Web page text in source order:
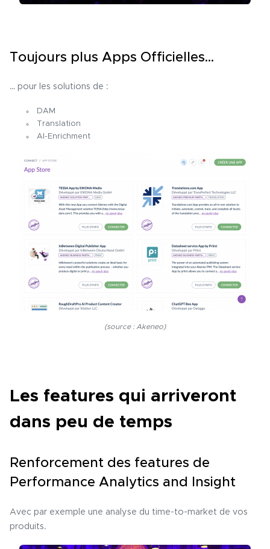
Toujours plus Apps Officielles…
… pour les solutions de :
DAM
Translation
AI-Enrichment
(source : Akeneo)
Les features qui arriveront
dans peu de temps
Renforcement des features de
Performance Analytics and Insight
Avec par exemple une analyse du time-to-market de vos
produits.